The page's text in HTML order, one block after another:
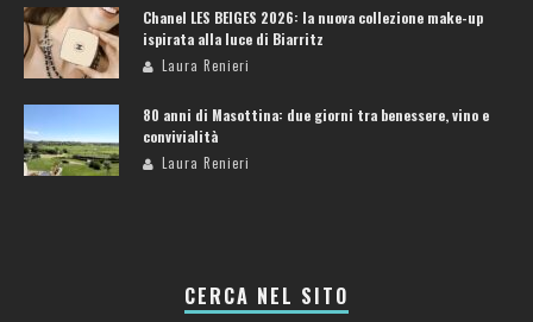
Chanel LES BEIGES 2026: la nuova collezione make-up
ispirata alla luce di Biarritz
Laura Renieri
80 anni di Masottina: due giorni tra benessere, vino e
convivialità
Laura Renieri
CERCA NEL SITO